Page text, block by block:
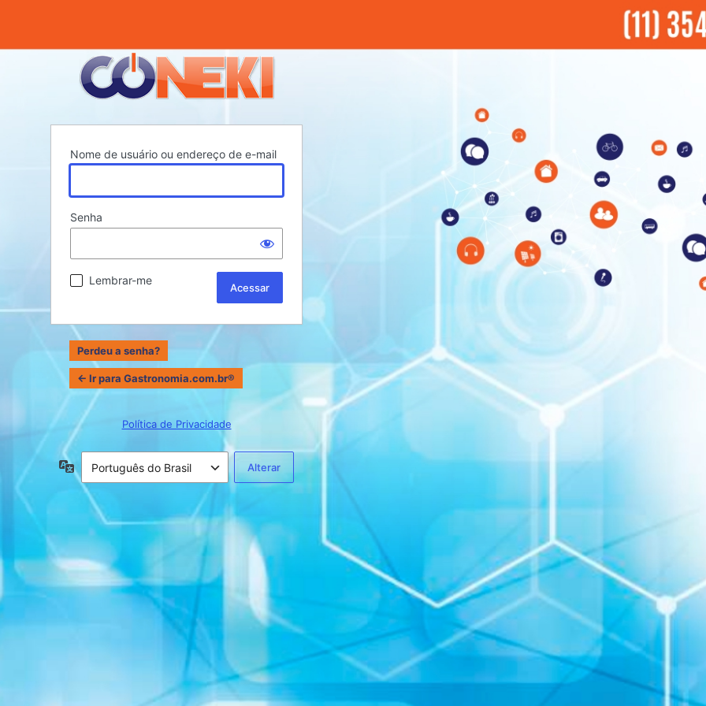
Nome de usuário ou endereço de e-mail
Senha
Lembrar-me
Perdeu a senha?
← Ir para Gastronomia.com.br®
Política de Privacidade
Idioma